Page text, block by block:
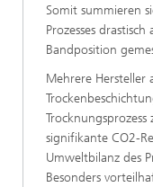
Somit summieren
Prozesses
Bandposition
Mehrere Hersteller
signifikante CO2-
Umweltbilanz des
Besonders